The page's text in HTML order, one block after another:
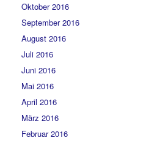
Oktober 2016
September 2016
August 2016
Juli 2016
Juni 2016
Mai 2016
April 2016
März 2016
Februar 2016